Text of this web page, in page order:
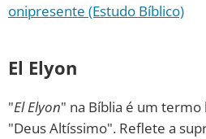
onipresente (Estudo Bíblico)
El Elyon
"El Elyon" na Bíblia é um
"Deus Altíssimo". Reflete a